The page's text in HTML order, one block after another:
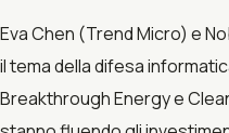
Eva Chen (Trend Micro) e
il tema della difesa
Breakthrough Energy e